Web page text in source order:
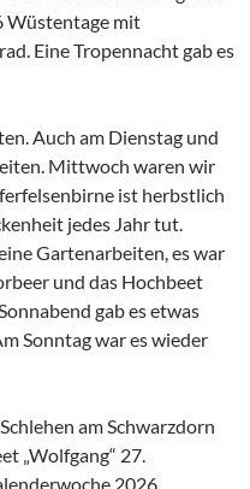
Wüstentage mit
Eine Tropennacht gab es
Auch am Dienstag und
Mittwoch waren wir
ist herbstlich
jedes Jahr tut.
Gartenarbeiten, es war
und das Hochbeet
gab es etwas
Sonntag war es wieder